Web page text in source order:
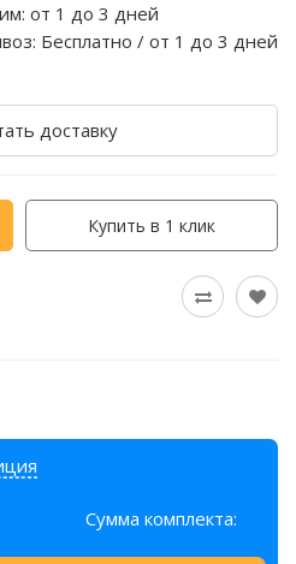
от 1 до 3 дней
Бесплатно / от 1 до 3 дней
доставку
Купить в 1 клик
Сумма комплекта: